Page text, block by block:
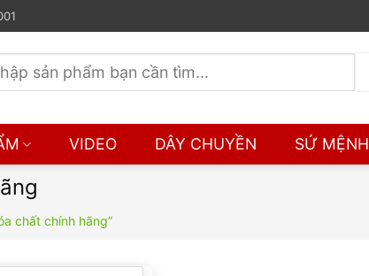
VIDEO DÂY CHUYỀN SỨ MỆNH
chất chính hãng”